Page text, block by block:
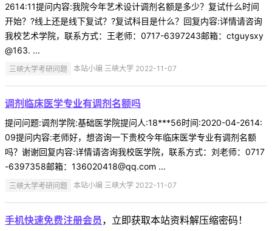
2614:11提问内容:我院今年艺术设计调剂名额是多少？复试什么时间
开始？?线上还是线下复试？?复试科目是什么？回复内容:详情请咨询
我校艺术学院，联系方式：王老师：0717-6397243邮箱：ctguysxy
@163. ...
三峡大学考研问题 本站小编 三峡大学 2022-11-07
调剂临床医学专业有调剂名额吗
提问问题:调剂学院:基础医学院提问人:18***56时间:2020-04-2614:
09提问内容:老师好，想咨询一下贵校今年临床医学专业有调剂名额
吗？谢谢回复内容:详情请咨询我校医学院，联系方式：刘老师：0717
-6397358邮箱：136020418@qq.com ...
三峡大学考研问题 本站小编 三峡大学 2022-11-07
手机快速免费注册会员 ，立即获取本站资料解压缩密码！